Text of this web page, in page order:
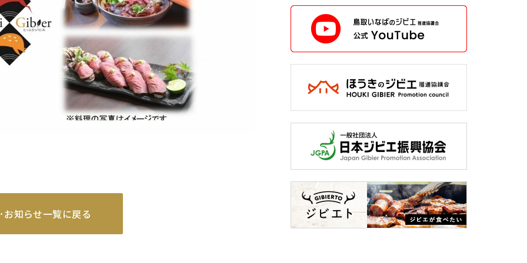
お知らせ一覧に戻る